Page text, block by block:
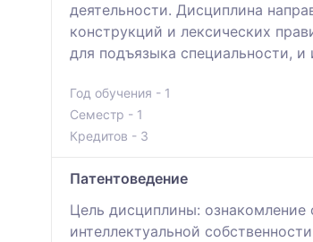
деятельности. Дисциплина
конструкций и лексических
для подъязыка специальности, и
Год обучения - 1
Семестр - 1
Кредитов - 3
Патентоведение
Цель дисциплины: ознакомление
интеллектуальной